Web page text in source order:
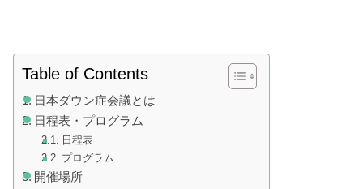
Table of Contents
日本ダウン症会議とは
日程表・プログラム
日程表
プログラム
開催場所